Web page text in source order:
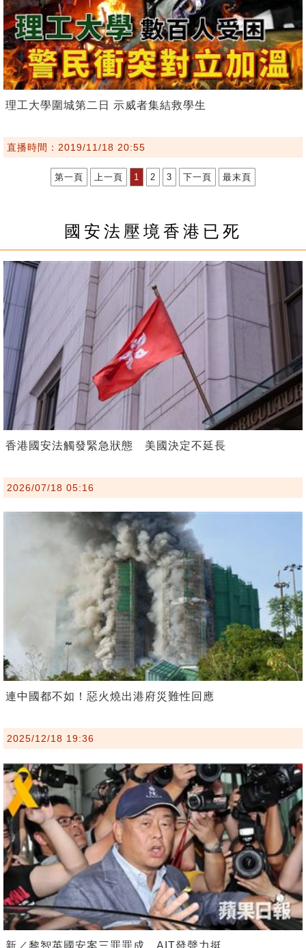
理工大學圍城第二日 示威者集結救學生
直播時間：2019/11/18 20:55
第一頁 上一頁 1 2 3 下一頁 最末頁
國安法壓境香港已死
香港國安法觸發緊急狀態 美國決定不延長
2026/07/18 05:16
連中國都不如！惡火燒出港府災難性回應
2025/12/18 19:36